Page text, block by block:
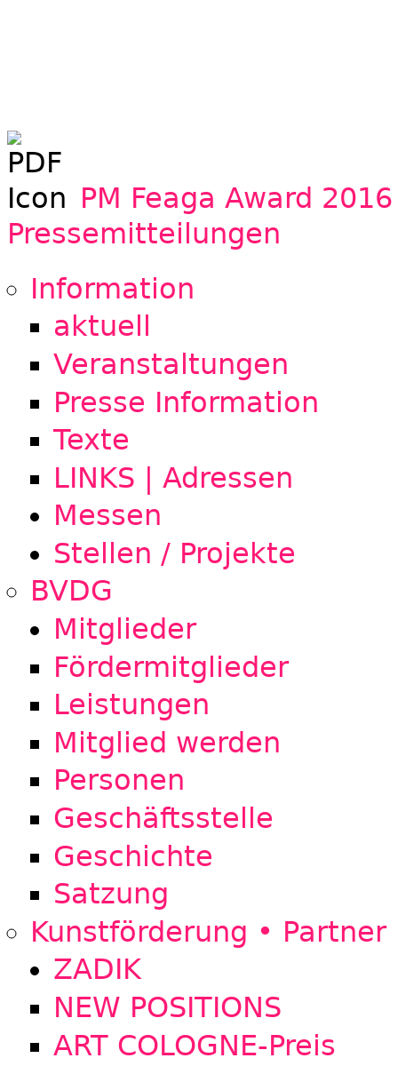
PM Feaga Award
Pressemitteilungen
Information
aktuell
Veranstaltungen
Presse Information
Texte
LINKS | Adressen
Messen
Stellen / Projekte
BVDG
Mitglieder
Fördermitglieder
Leistungen
Mitglied werden
Personen
Geschäftsstelle
Geschichte
Satzung
Kunstförderung • Partner
ZADIK
NEW POSITIONS
ART COLOGNE-Preis